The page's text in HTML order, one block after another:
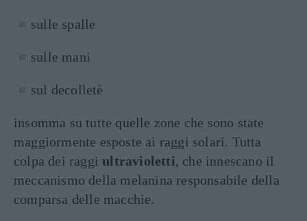
sulle spalle
sulle mani
sul decolletè
insomma su tutte quelle zone che sono state
maggiormente esposte ai raggi solari. Tutta
colpa dei raggiultravioletti, che innescano il
meccanismo della melanina responsabile della
comparsa delle macchie.